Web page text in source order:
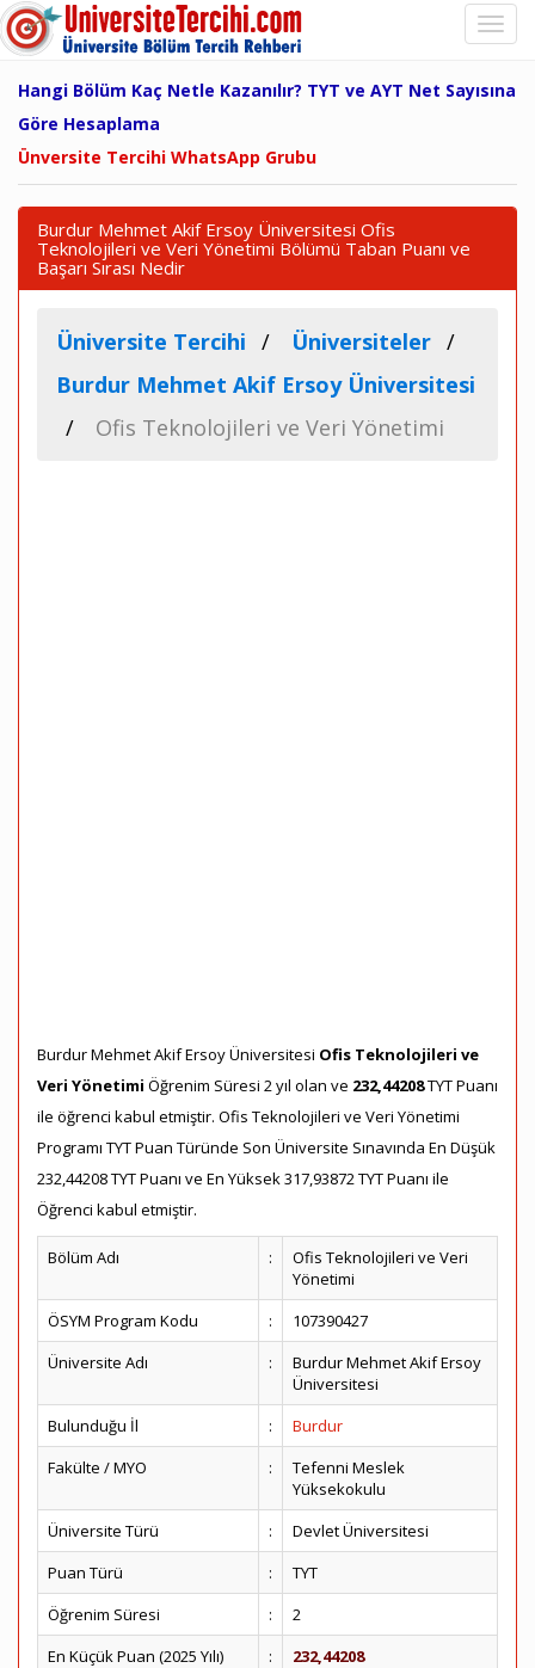
Hangi Bölüm Kaç Netle Kazanılır? TYT ve AYT Net Sayısına
Göre Hesaplama
Ünversite Tercihi WhatsApp Grubu
Burdur Mehmet Akif Ersoy Üniversitesi Ofis
Teknolojileri ve Veri Yönetimi Bölümü Taban Puanı ve
Başarı Sırası Nedir
Üniversite Tercihi
Üniversiteler
Burdur Mehmet Akif Ersoy Üniversitesi
Ofis Teknolojileri ve Veri Yönetimi
Burdur Mehmet Akif Ersoy Üniversitesi Ofis Teknolojileri ve
Veri Yönetimi Öğrenim Süresi 2 yıl olan ve 232,44208TYT Puanı
ile öğrenci kabul etmiştir. Ofis Teknolojileri ve Veri Yönetimi
Programı TYT Puan Türünde Son Üniversite Sınavında En Düşük
232,44208 TYT Puanı ve En Yüksek 317,93872 TYT Puanı ile
Öğrenci kabul etmiştir.
Bölüm Adı :
Ofis Teknolojileri ve Veri
Yönetimi
ÖSYM Program Kodu
:
107390427
Üniversite Adı
:
Burdur Mehmet Akif Ersoy
Üniversitesi
Bulunduğu İl
:
Burdur
Fakülte / MYO
:
Tefenni Meslek
Yüksekokulu
Üniversite Türü
:
Devlet Üniversitesi
Puan Türü
:
TYT
Öğrenim Süresi
:
2
En Küçük Puan (2025 Yılı)
: 232,44208